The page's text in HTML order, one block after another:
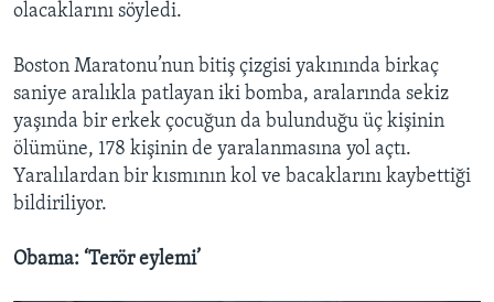
olacaklarını söyledi.
Boston Maratonu’nun bitiş çizgisi yakınında birkaç
saniye aralıkla patlayan iki bomba, aralarında sekiz
yaşında bir erkek çocuğun da bulunduğu üç kişinin
ölümüne, 178 kişinin de yaralanmasına yol açtı.
Yaralılardan bir kısmının kol ve bacaklarını kaybettiği
bildiriliyor.
Obama: ‘Terör eylemi’